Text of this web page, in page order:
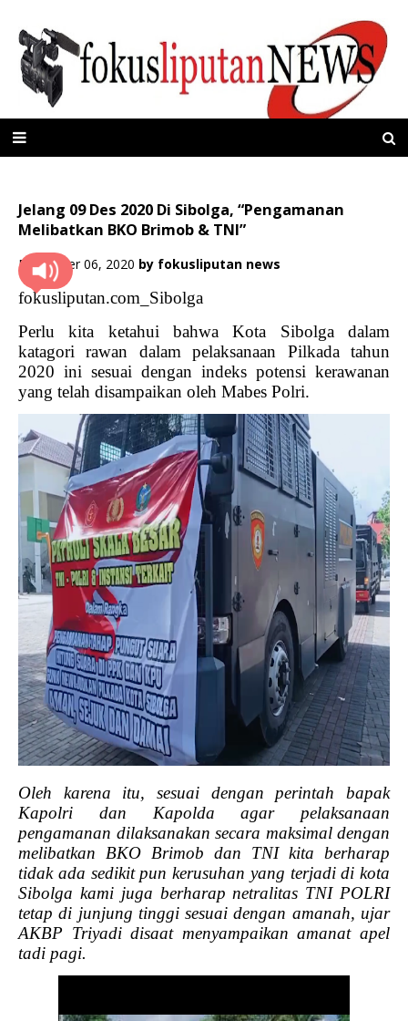
Jelang 09 Des 2020 Di Sibolga, “Pengamanan
Melibatkan BKO Brimob & TNI”
Desember 06, 2020 by fokusliputan news
fokusliputan.com_Sibolga
Perlu kita ketahui bahwa Kota Sibolga dalam
katagori rawan dalam pelaksanaan Pilkada tahun
2020 ini sesuai dengan indeks potensi kerawanan
yang telah disampaikan oleh Mabes Polri.
Oleh karena itu, sesuai dengan perintah bapak
Kapolri dan Kapolda agar pelaksanaan
pengamanan dilaksanakan secara maksimal dengan
melibatkan BKO Brimob dan TNI kita berharap
tidak ada sedikit pun kerusuhan yang terjadi di kota
Sibolga kami juga berharap netralitas TNI POLRI
tetap di junjung tinggi sesuai dengan amanah, ujar
AKBP Triyadi disaat menyampaikan amanat apel
tadi pagi.